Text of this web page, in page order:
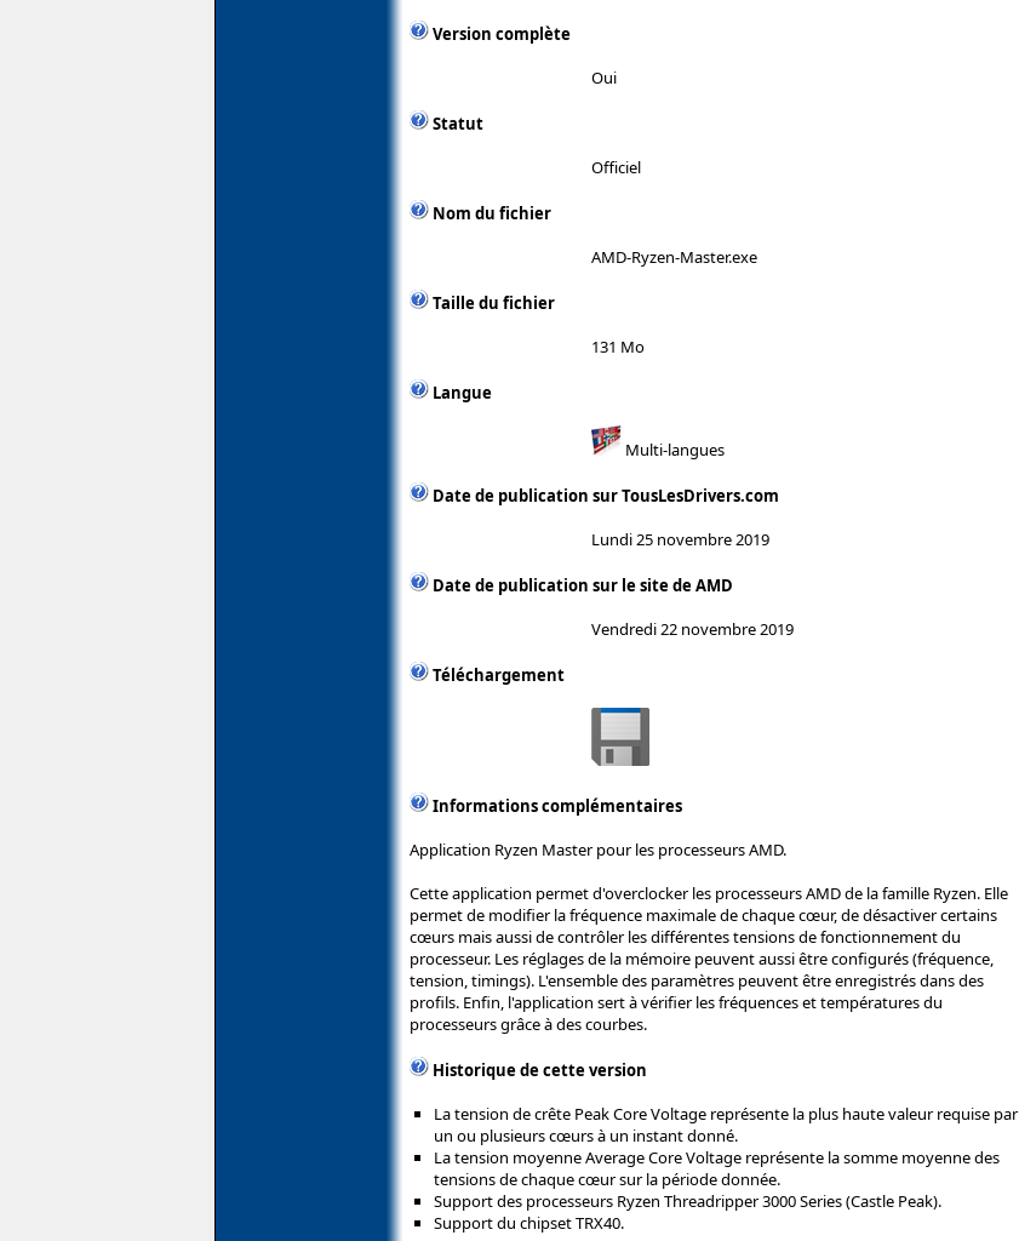
Version complète
Oui
Statut
Officiel
Nom du fichier
AMD-Ryzen-Master.exe
Taille du fichier
131 Mo
Langue
Multi-langues
Date de publication sur TousLesDrivers.com
Lundi 25 novembre 2019
Date de publication sur le site de AMD
Vendredi 22 novembre 2019
Téléchargement
Informations complémentaires
Application Ryzen Master pour les processeurs AMD.
Cette application permet d'overclocker les processeurs AMD de la famille Ryzen. Elle
permet de modifier la fréquence maximale de chaque cœur, de désactiver certains
cœurs mais aussi de contrôler les différentes tensions de fonctionnement du
processeur. Les réglages de la mémoire peuvent aussi être configurés (fréquence,
tension, timings). L'ensemble des paramètres peuvent être enregistrés dans des
profils. Enfin, l'application sert à vérifier les fréquences et températures du
processeurs grâce à des courbes.
Historique de cette version
La tension de crête Peak Core Voltage représente la plus haute valeur requise par
un ou plusieurs cœurs à un instant donné.
La tension moyenne Average Core Voltage représente la somme moyenne des
tensions de chaque cœur sur la période donnée.
Support des processeurs Ryzen Threadripper 3000 Series (Castle Peak).
Support du chipset TRX40.